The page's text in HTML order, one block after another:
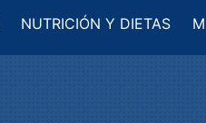
NUTRICIÓN Y DIETAS